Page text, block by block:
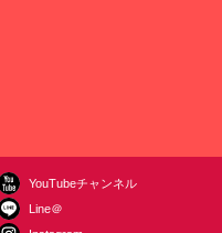
YouTubeチャンネル
Line＠